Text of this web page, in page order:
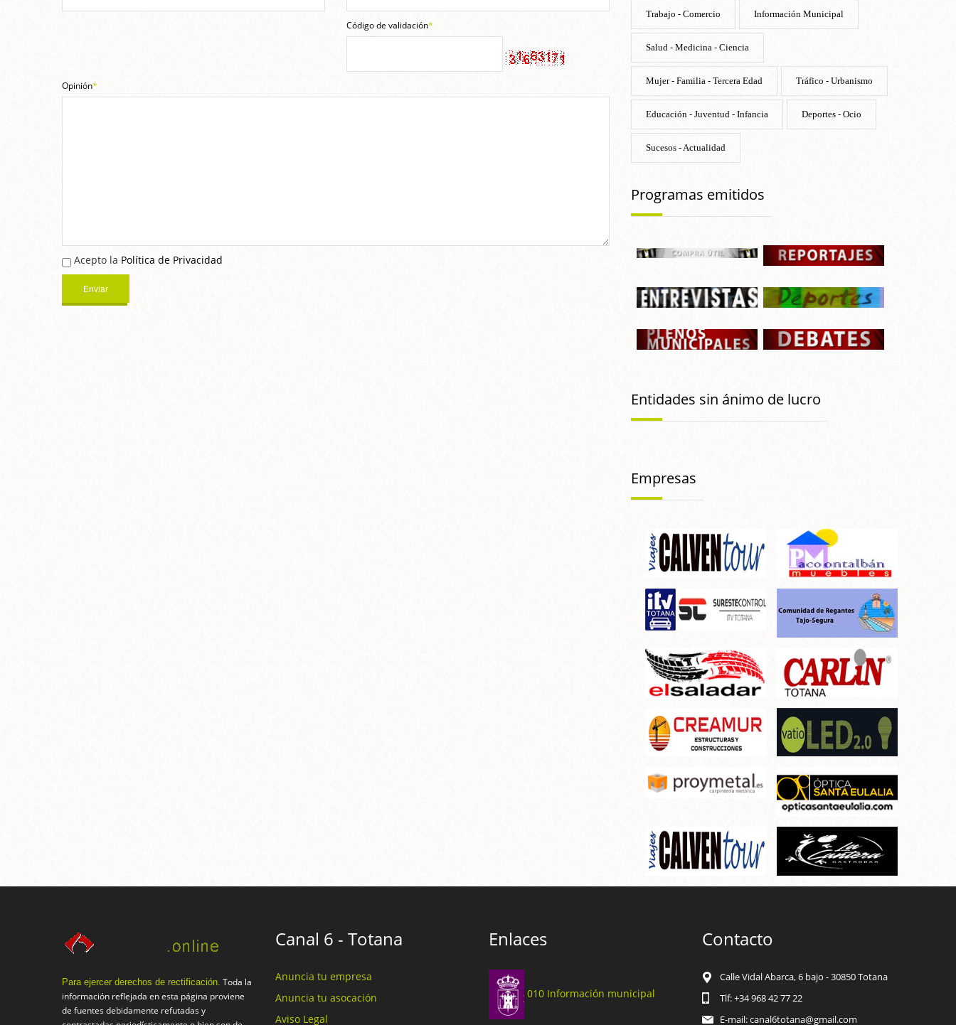
Código de validación*
Opinión*
Acepto la Política de Privacidad
Trabajo - Comercio Información Municipal
Salud - Medicina - Ciencia
Mujer - Familia - Tercera Edad Tráfico - Urbanismo
Educación - Juventud - Infancia Deportes - Ocio
Sucesos - Actualidad
Programas emitidos
Entidades sin ánimo de lucro
Empresas
Para ejercer derechos de rectificación. Toda la
información reflejada en esta página proviene
de fuentes debidamente refutadas y
Canal 6 - Totana
Anuncia tu empresa
Anuncia tu asocación
Aviso Legal
Enlaces
010 Información municipal
Contacto
Calle Vidal Abarca, 6 bajo - 30850 Totana
Tlf: +34 968 42 77 22
E-mail: canal6totana@gmail.com